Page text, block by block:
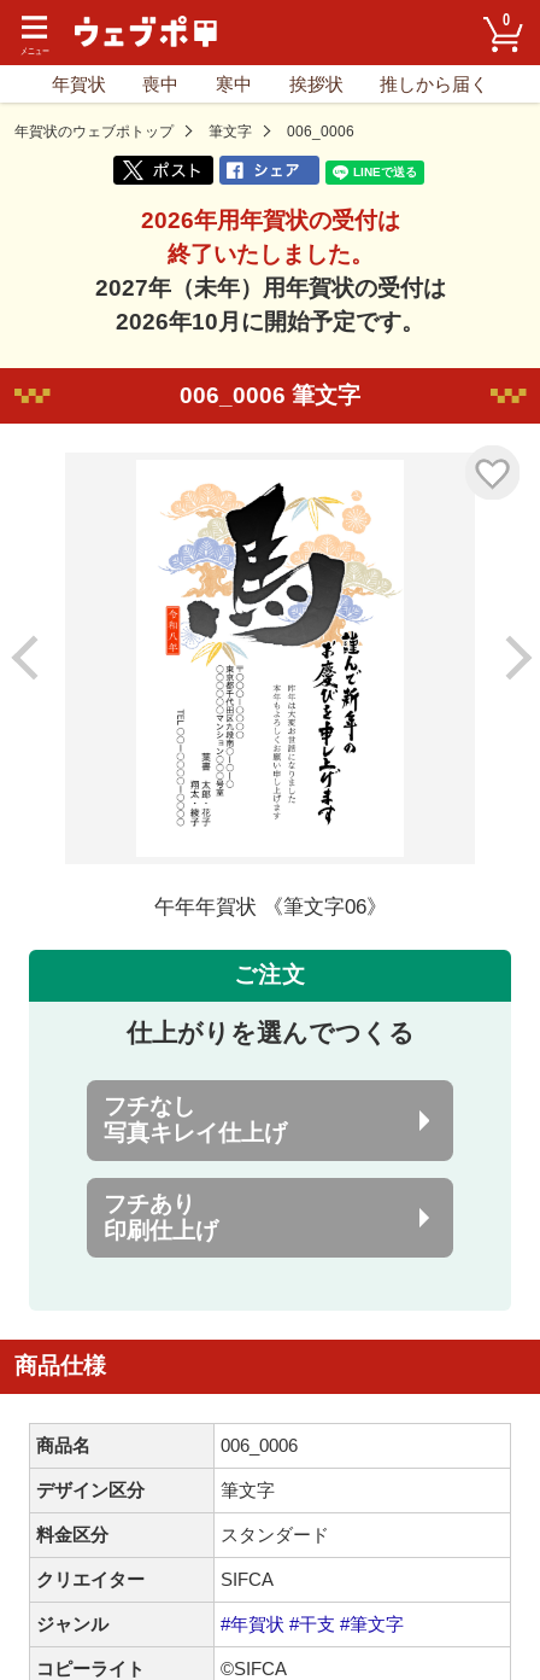
0
年賀状 喪中 寒中 挨拶状 推しから届く
年賀状のウェブポトップ 筆文字 006_0006
2026年用年賀状の受付は
終了いたしました。
2027年（未年）用年賀状の受付は
2026年10月に開始予定です。
006_0006 筆文字
午年年賀状 《筆文字06》
ご注文
仕上がりを選んでつくる
フチなし
写真キレイ仕上げ
フチあり
印刷仕上げ
商品仕様
商品名 006_0006
デザイン区分 筆文字
料金区分 スタンダード
クリエイター SIFCA
ジャンル #年賀状 #干支 #筆文字
コピーライト ©SIFCA